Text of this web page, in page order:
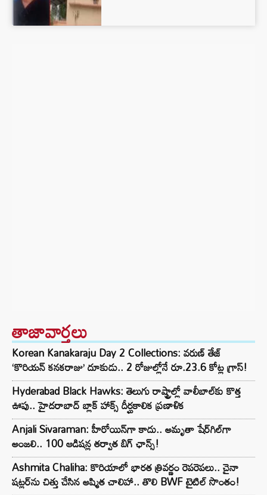
తాజావార్తలు
Korean Kanakaraju Day 2 Collections: వరుణ్ తేజ్
‘కొరియన్ కనకరాజు’ దూకుడు.. 2 రోజుల్లోనే రూ.23.6 కోట్ల గ్రాస్!
Hyderabad Black Hawks: తెలుగు రాష్ట్రాల్లో వాలీబాల్‌కు కొత్త
ఊపు.. హైదరాబాద్ బ్లాక్ హాక్స్ దీర్ఘకాలిక ప్రణాళిక
Anjali Sivaraman: హీరోయిన్‌గా కాదు.. అమృతా షేర్‌గిల్‌గా
అంజలి.. 100 ఆడిషన్ల తర్వాత బిగ్ ఛాన్స్!
Ashmita Chaliha: కొరియాలో భారత త్రివర్ణం రెపరెపలు.. చైనా
షట్లర్‌ను చిత్తు చేసిన అష్మిత చాలిహా.. తొలి BWF టైటిల్ సొంతం!